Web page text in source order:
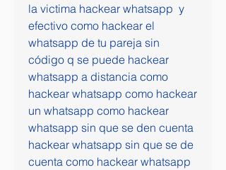
la victima hackear whatsapp  y
efectivo como hackear el
whatsapp de tu pareja sin
código q se puede hackear
whatsapp a distancia como
hackear whatsapp como hackear
un whatsapp como hackear
whatsapp sin que se den cuenta
hackear whatsapp sin que se de
cuenta como hackear whatsapp